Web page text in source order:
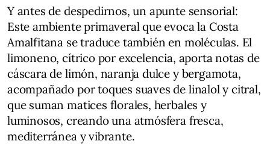
Y antes de despedirnos, un apunte sensorial:
Este ambiente primaveral que evoca la Costa
Amalfitana se traduce también en moléculas. El
limoneno, cítrico por excelencia, aporta notas de
cáscara de limón, naranja dulce y bergamota,
acompañado por toques suaves de linalol y citral,
que suman matices florales, herbales y
luminosos, creando una atmósfera fresca,
mediterránea y vibrante.